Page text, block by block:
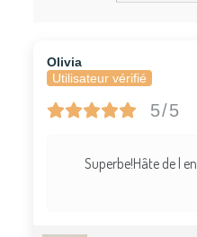
Olivia
Utilisateur vérifié
5/5
Superbe!Hâte de l